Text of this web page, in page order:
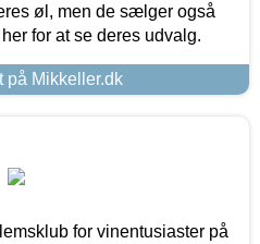
øl, men de sælger også
for at se deres udvalg.
på Mikkeller.dk
for vinentusiaster på